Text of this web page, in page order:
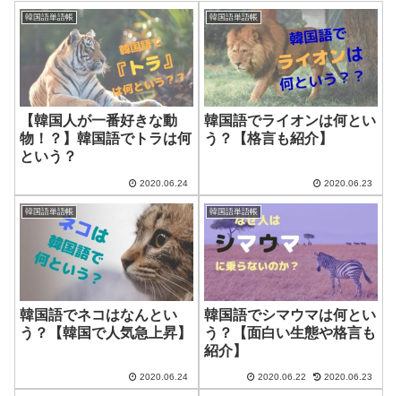
韓国語単語帳
【韓国人が一番好きな動
物！？】韓国語でトラは何
という？
2020.06.24
韓国語単語帳
韓国語でライオンは何とい
う？【格言も紹介】
2020.06.23
韓国語単語帳
韓国語でネコはなんとい
う？【韓国で人気急上昇】
2020.06.24
韓国語単語帳
韓国語でシマウマは何とい
う？【面白い生態や格言も
紹介】
2020.06.22 2020.06.23